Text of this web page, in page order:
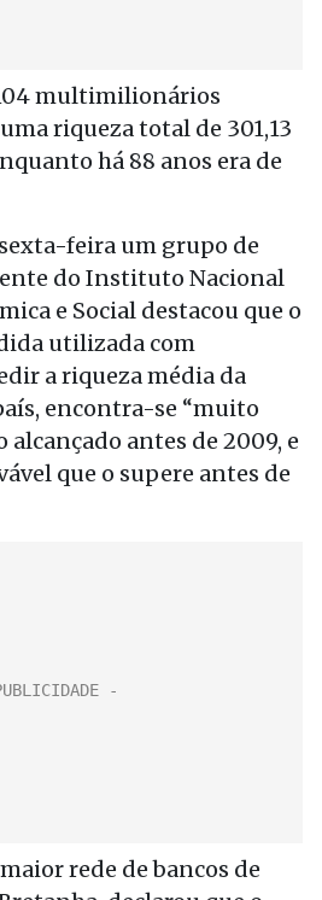
multimilionários
riqueza total de 301,13
há 88 anos era de
feira um grupo de
do Instituto Nacional
e Social destacou que o
utilizada com
a riqueza média da
encontra-se “muito
alcançado antes de 2009, e
que o supere antes de
rede de bancos de